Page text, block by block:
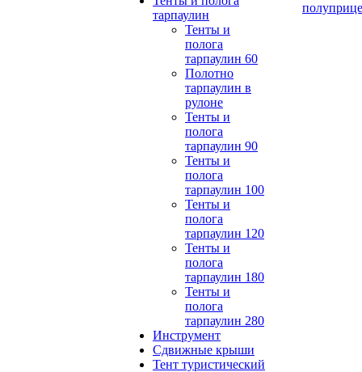
тарпаулин
Тенты и
полога
тарпаулин 60
Полотно
тарпаулин в
рулоне
Тенты и
полога
тарпаулин 90
Тенты и
полога
тарпаулин 100
Тенты и
полога
тарпаулин 120
Тенты и
полога
тарпаулин 180
Тенты и
полога
тарпаулин 280
Инструмент
Сдвижные крыши
Тент туристический